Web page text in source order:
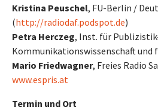
Kristina Peuschel, FU-Berlin /
(http://radiodaf.podspot.de)
Petra Herczeg, Inst. für
Kommunikationswissenschaft und
Mario Friedwagner, Freies Radio
www.espris.at
Termin und Ort